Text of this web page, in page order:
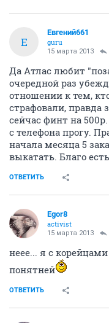
Е
Евгений661
guru
15 марта 2013
Да Атлас любит
очередной раз
отношении к тем,
страфовали, правда
сейчас финт на
с телефона прогу.
начала месяца 5
выкатать. Благо
ОТВЕТИТЬ
Egor8
activist
15 марта 2013
неее... я с
понятней
ОТВЕТИТЬ